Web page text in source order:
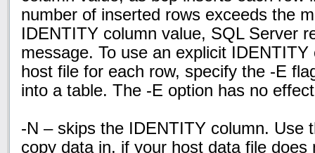
number of inserted rows exceeds the
IDENTITY column value, SQL Server
message. To use an explicit
host file for each row, specify the -E
into a table. The -E option has no
-N – skips the IDENTITY column. Use
copy data in, if your host data file does